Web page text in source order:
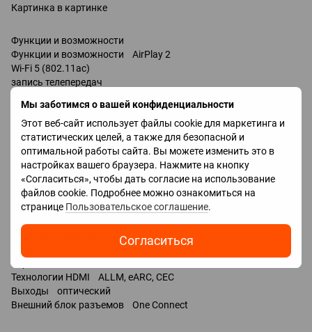
Мы заботимся о вашей конфиденциальности
Этот веб-сайт использует файлы cookie для маркетинга и
статистических целей, а также для безопасной и
оптимальной работы сайта. Вы можете изменить это в
настройках вашего браузера. Нажмите на кнопку
«Согласиться», чтобы дать согласие на использование
файлов cookie. Подробнее можно ознакомиться на
странице Пользовательское соглашение.
Согласиться
Картинка в картинке
Функции и возможности
Функции и возможности AirPlay 2
Wi-Fi 5 (802.11ac)
запись телепередач
Bluetooth v 5.2
поддержка DLNA
управление голосом
Amazon Alexa
Google Assistant / совместимость /
Bixby
Разъемы
Входы USB 2 шт / 2x USB-A /
Версия HDMI v 2.0
Технологии HDMI ALLM, eARC, CEC
Выходы оптический
Внешний блок разъемов One Connect